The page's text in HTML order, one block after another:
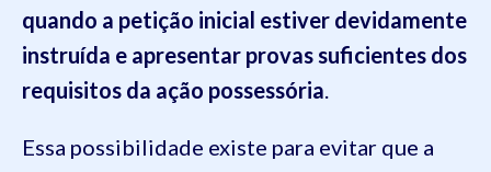
quando a petição inicial estiver devidamente
instruída e apresentar provas suficientes dos
requisitos da ação possessória.
Essa possibilidade existe para evitar que a